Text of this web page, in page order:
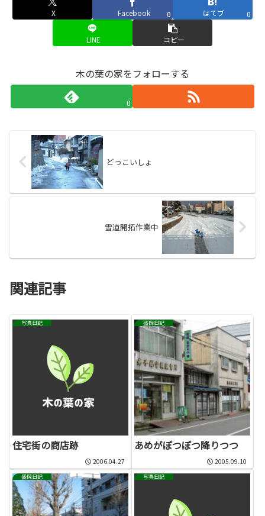
X Facebook 0 はてブ 0
LINE コピー
木の葉の家をフォローする
0
どっこいしょ
雪道開拓作業中
関連記事
写真日記
住宅街の商店跡
2006.04.27
盛岡日記
あめがぽつぽつ降りつつ
2005.09.10
盛岡日記 写真日記